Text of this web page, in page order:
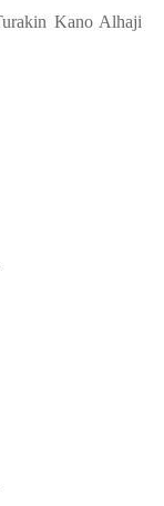
Kano Alhaji